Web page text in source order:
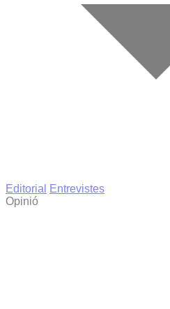
Editorial
Entrevistes
Opinió